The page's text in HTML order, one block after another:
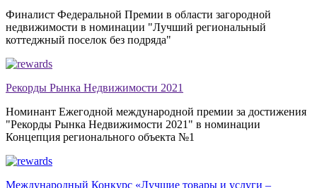
Финалист Федеральной Премии в области загородной
недвижимости в номинации "Лучший региональный
коттеджный поселок без подряда"
Рекорды Рынка Недвижимости 2021
Номинант Ежегодной международной премии за достижения
"Рекорды Рынка Недвижимости 2021" в номинации
Концепция регионального объекта №1
Международный Конкурс «Лучшие товары и услуги –